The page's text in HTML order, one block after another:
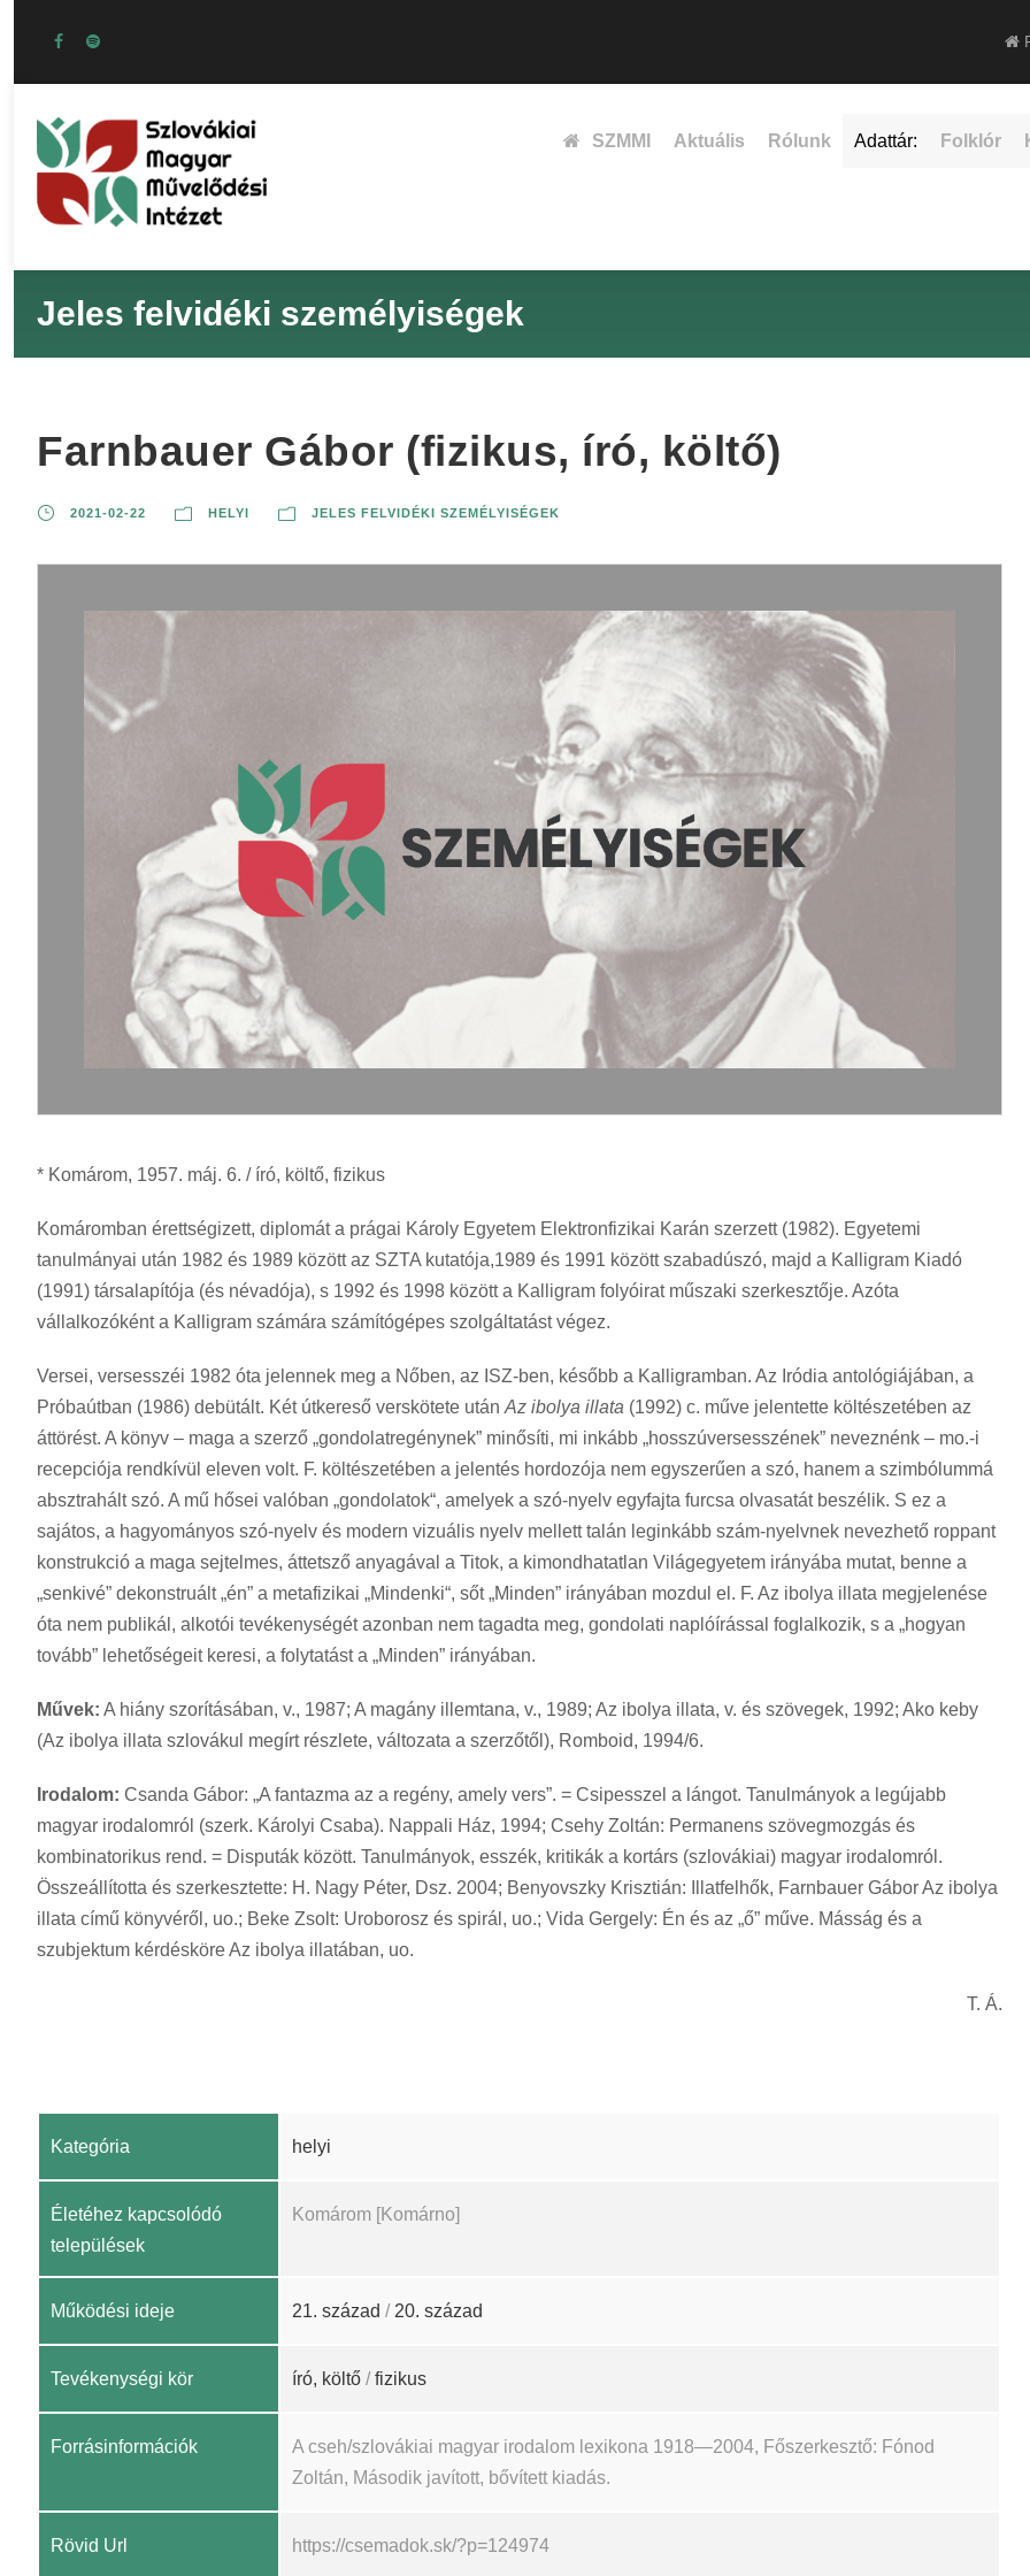
SZMMI Aktuális Rólunk Adattár: Folklór
Jeles felvidéki személyiségek
Farnbauer Gábor (fizikus, író, költő)
2021-02-22 HELYI JELES FELVIDÉKI SZEMÉLYISÉGEK
* Komárom, 1957. máj. 6. / író, költő, fizikus
Komáromban érettségizett, diplomát a prágai Károly Egyetem Elektronfizikai Karán szerzett (1982). Egyetemi
tanulmányai után 1982 és 1989 között az SZTA kutatója,1989 és 1991 között szabadúszó, majd a Kalligram Kiadó
(1991) társalapítója (és névadója), s 1992 és 1998 között a Kalligram folyóirat műszaki szerkesztője. Azóta
vállalkozóként a Kalligram számára számítógépes szolgáltatást végez.
Versei, versesszéi 1982 óta jelennek meg a Nőben, az ISZ-ben, később a Kalligramban. Az Iródia antológiájában, a
Próbaútban (1986) debütált. Két útkereső verskötete után Az ibolya illata (1992) c. műve jelentette költészetében az
áttörést. A könyv – maga a szerző „gondolatregénynek” minősíti, mi inkább „hosszúversesszének” neveznénk – mo.-i
recepciója rendkívül eleven volt. F. költészetében a jelentés hordozója nem egyszerűen a szó, hanem a szimbólummá
absztrahált szó. A mű hősei valóban „gondolatok“, amelyek a szó-nyelv egyfajta furcsa olvasatát beszélik. S ez a
sajátos, a hagyományos szó-nyelv és modern vizuális nyelv mellett talán leginkább szám-nyelvnek nevezhető roppant
konstrukció a maga sejtelmes, áttetsző anyagával a Titok, a kimondhatatlan Világegyetem irányába mutat, benne a
„senkivé” dekonstruált „én” a metafizikai „Mindenki“, sőt „Minden” irányában mozdul el. F. Az ibolya illata megjelenése
óta nem publikál, alkotói tevékenységét azonban nem tagadta meg, gondolati naplóírással foglalkozik, s a „hogyan
tovább” lehetőségeit keresi, a folytatást a „Minden” irányában.
Művek: A hiány szorításában, v., 1987; A magány illemtana, v., 1989; Az ibolya illata, v. és szövegek, 1992; Ako keby
(Az ibolya illata szlovákul megírt részlete, változata a szerzőtől), Romboid, 1994/6.
Irodalom: Csanda Gábor: „A fantazma az a regény, amely vers”. = Csipesszel a lángot. Tanulmányok a legújabb
magyar irodalomról (szerk. Károlyi Csaba). Nappali Ház, 1994; Csehy Zoltán: Permanens szövegmozgás és
kombinatorikus rend. = Disputák között. Tanulmányok, esszék, kritikák a kortárs (szlovákiai) magyar irodalomról.
Összeállította és szerkesztette: H. Nagy Péter, Dsz. 2004; Benyovszky Krisztián: Illatfelhők, Farnbauer Gábor Az ibolya
illata című könyvéről, uo.; Beke Zsolt: Uroborosz és spirál, uo.; Vida Gergely: Én és az „ő” műve. Másság és a
szubjektum kérdésköre Az ibolya illatában, uo.
T. Á.
Kategória helyi
Életéhez kapcsolódó
települések
Komárom [Komárno]
Működési ideje 21. század / 20. század
Tevékenységi kör író, költő /fizikus
Forrásinformációk
A cseh/szlovákiai magyar irodalom lexikona 1918—2004, Főszerkesztő: Fónod
Zoltán, Második javított, bővített kiadás.
Rövid Url https://csemadok.sk/?p=124974